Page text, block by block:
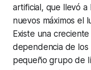
artificial, que llevó a
nuevos máximos el
Existe una
dependencia de
pequeño grupo de